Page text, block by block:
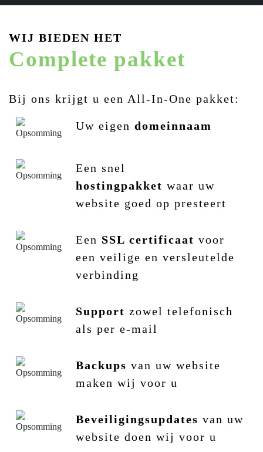
WIJ BIEDEN HET
Complete pakket
Bij ons krijgt u een All-In-One pakket:
Uw eigen domeinnaam
Een snel
hostingpakket waar uw
website goed op presteert
Een SSL certificaat voor
een veilige en versleutelde
verbinding
Support zowel telefonisch
als per e-mail
Backups van uw website
maken wij voor u
Beveiligingsupdates van uw
website doen wij voor u